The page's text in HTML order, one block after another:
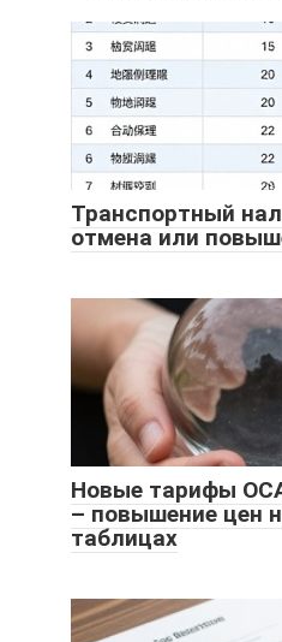
Транспортный
отмена или
Новые тарифы
– повышение цен
таблицах